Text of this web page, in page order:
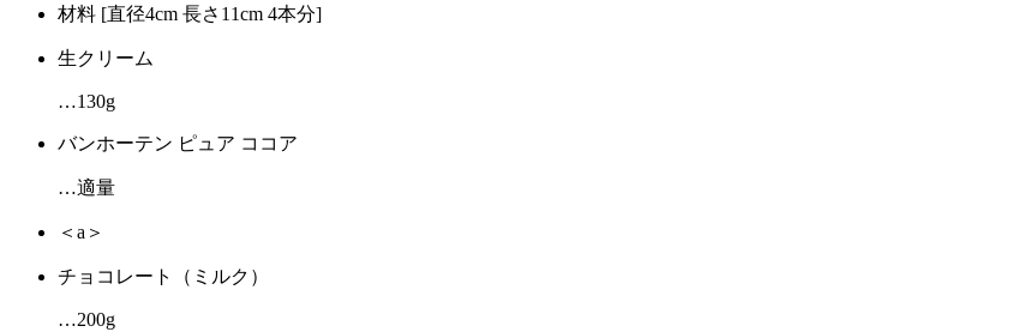
材料 [直径4cm 長さ11cm 4本分]
生クリーム
…130g
バンホーテン ピュア ココア
…適量
＜a＞
チョコレート（ミルク）
…200g